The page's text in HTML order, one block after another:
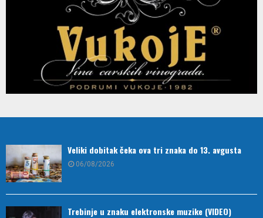
Veliki dobitak čeka ova tri znaka do 13. avgusta
06/08/2026
Trebinje u znaku elektronske muzike (VIDEO)